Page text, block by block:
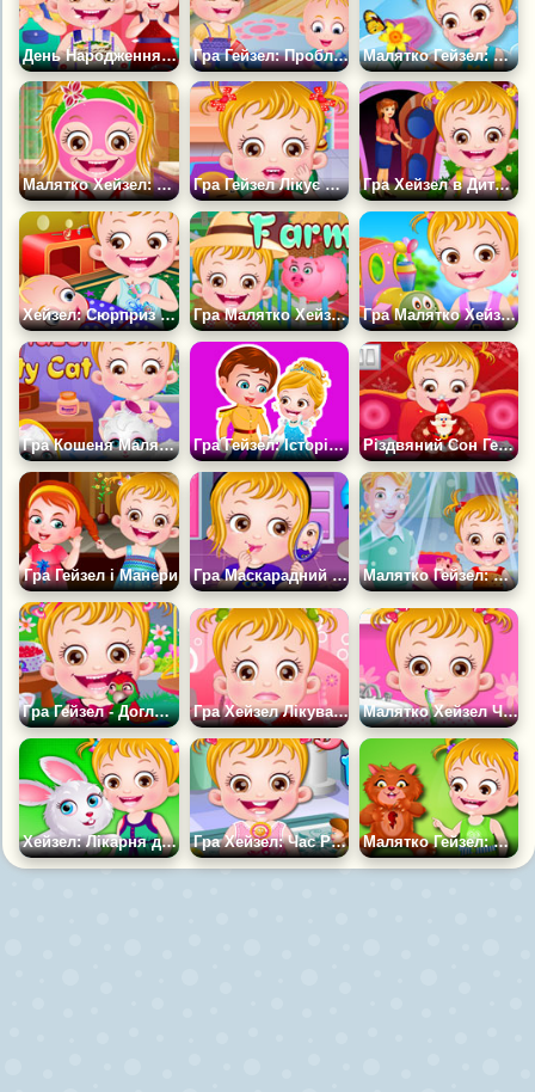
День Народження Малятка Гейзел Гра Гейзел: Проблеми з Братом Малятко Гейзел: Весна Прийшла
Малятко Хейзел: Спа-макіяж Гра Гейзел Лікує Ясна Гра Хейзел в Дитячому Садку
Хейзел: Сюрприз для Братика Гра Малятко Хейзел на Фермі Гра Малятко Хейзел на Ярмарку
Гра Кошеня Малятко Хейзел Гра Гейзел: Історія Попелюшки Різдвяний Сон Гейзел
Гра Гейзел і Манери Гра Маскарадний Костюм Гейзел Малятко Гейзел: День Матері
Гра Гейзел - Догляд за Папугою Гра Хейзел Лікування Шлунка Малятко Хейзел Чистить Зуби
Хейзел: Лікарня для тварин Гра Хейзел: Час Розваг Малятко Гейзел: Пухнастий Кіт